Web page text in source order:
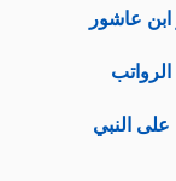
عاشور
على النبي